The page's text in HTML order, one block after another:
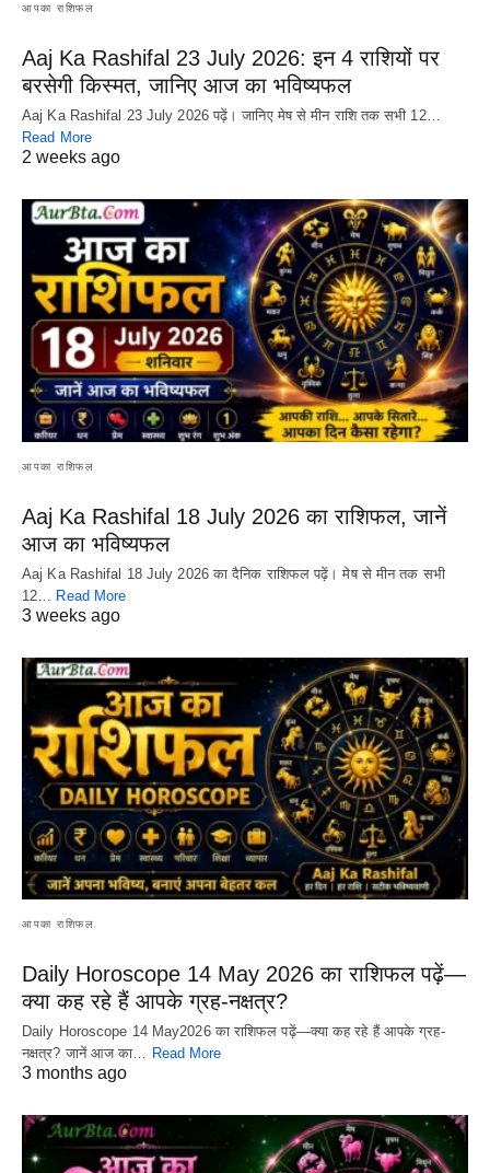
आपका राशिफल
Aaj Ka Rashifal 23 July 2026: इन 4 राशियों पर
बरसेगी किस्मत, जानिए आज का भविष्यफल
Aaj Ka Rashifal 23 July 2026 पढ़ें। जानिए मेष से मीन राशि तक सभी 12…
Read More
2 weeks ago
आपका राशिफल
Aaj Ka Rashifal 18 July 2026 का राशिफल, जानें
आज का भविष्यफल
Aaj Ka Rashifal 18 July 2026 का दैनिक राशिफल पढ़ें। मेष से मीन तक सभी
12… Read More
3 weeks ago
आपका राशिफल
Daily Horoscope 14 May 2026 का राशिफल पढ़ें—
क्या कह रहे हैं आपके ग्रह-नक्षत्र?
Daily Horoscope 14 May2026 का राशिफल पढ़ें—क्या कह रहे हैं आपके ग्रह-
नक्षत्र? जानें आज का… Read More
3 months ago